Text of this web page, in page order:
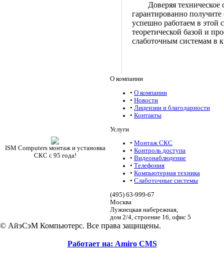
Доверяя
гарантированно
успешно работаем в этой
теоретической базой и
слаботочным системам в
ISM Computers монтаж и установка
СКС c 95 года!
О компании
• О компании
• Новости
• Лицензии и благодарности
• Контакты
Услуги
• Монтаж СКС
• Контроль доступа
• Видеонаблюдение
• Телефония
• Компьютерная техника
• Слаботочные системы
(495) 63-999-67
Москва
Лужнецкая набережная,
дом 2/4, строение 16, офис 5
© АйэСэМ Компьютерс. Все права защищены.
Работает на: Amiro CMS